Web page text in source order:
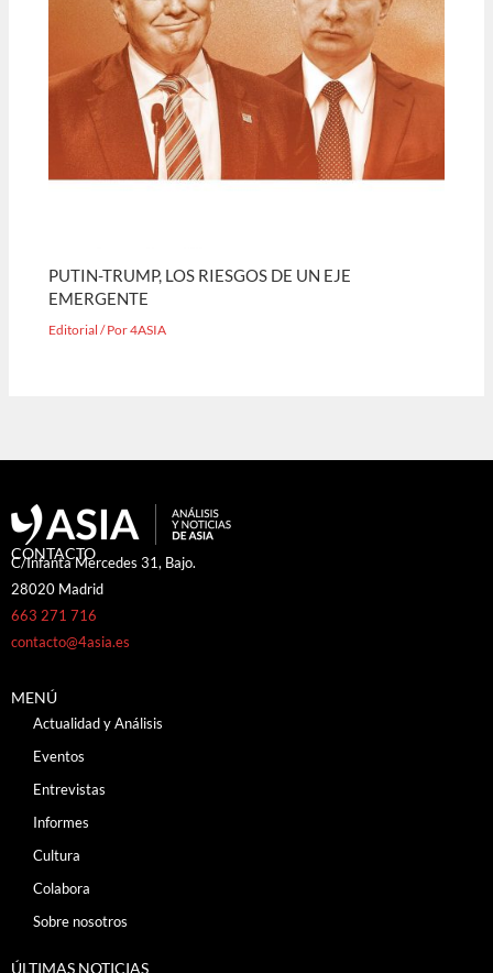
PUTIN-TRUMP, LOS RIESGOS DE UN EJE
EMERGENTE
Editorial / Por4ASIA
CONTACTO
C/Infanta Mercedes 31, Bajo.
28020 Madrid
663 271 716
contacto@4asia.es
MENÚ
Actualidad y Análisis
Eventos
Entrevistas
Informes
Cultura
Colabora
Sobre nosotros
ÚLTIMAS NOTICIAS